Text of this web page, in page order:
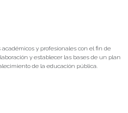
y profesionales con el fin de
y establecer las bases de un plan
de la educación pública.